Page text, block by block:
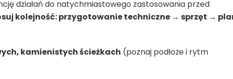
działań do natychmiastowego zastosowania przed
kolejność: przygotowanie techniczne → sprzęt →
kamienistych ścieżkach (poznaj podłoże i rytm